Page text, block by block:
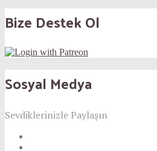
Bize Destek Ol
Sosyal Medya
Sevdiklerinizle Paylaşın